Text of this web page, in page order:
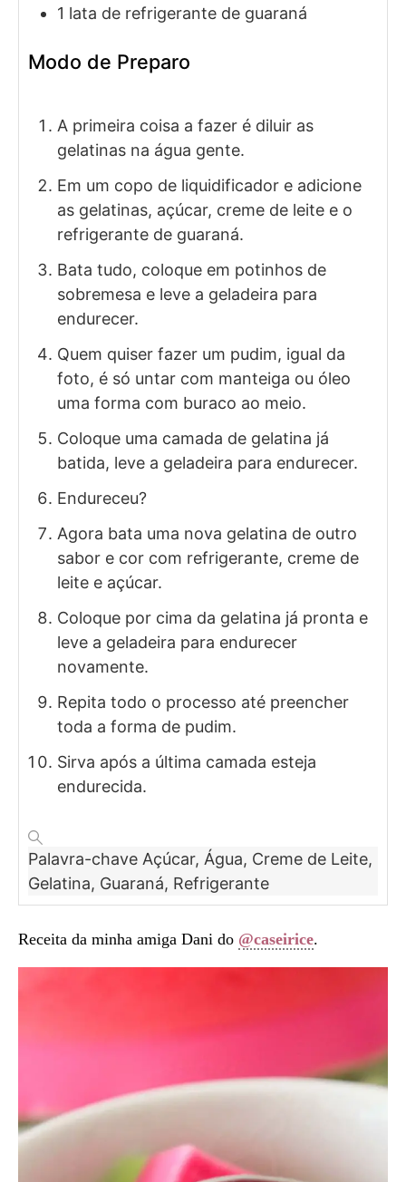
1 lata de refrigerante de guaraná
Modo de Preparo
A primeira coisa a fazer é diluir as
gelatinas na água gente.
Em um copo de liquidificador e adicione
as gelatinas, açúcar, creme de leite e o
refrigerante de guaraná.
Bata tudo, coloque em potinhos de
sobremesa e leve a geladeira para
endurecer.
Quem quiser fazer um pudim, igual da
foto, é só untar com manteiga ou óleo
uma forma com buraco ao meio.
Coloque uma camada de gelatina já
batida, leve a geladeira para endurecer.
Endureceu?
Agora bata uma nova gelatina de outro
sabor e cor com refrigerante, creme de
leite e açúcar.
Coloque por cima da gelatina já pronta e
leve a geladeira para endurecer
novamente.
Repita todo o processo até preencher
toda a forma de pudim.
Sirva após a última camada esteja
endurecida.
Palavra-chave Açúcar, Água, Creme de Leite,
Gelatina, Guaraná, Refrigerante
Receita da minha amiga Dani do @caseirice.